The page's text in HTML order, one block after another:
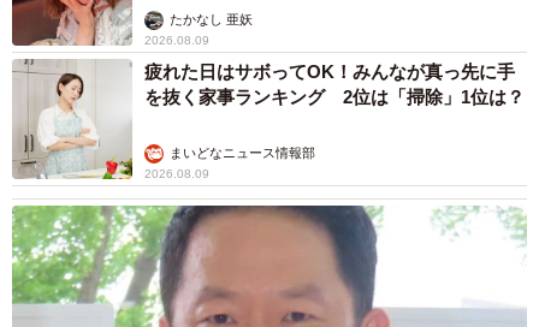
ャストに取材】
たかなし 亜妖
2026.08.09
疲れた日はサボってOK！みんなが真っ先に手
を抜く家事ランキング 2位は「掃除」1位は？
まいどなニュース情報部
2026.08.09